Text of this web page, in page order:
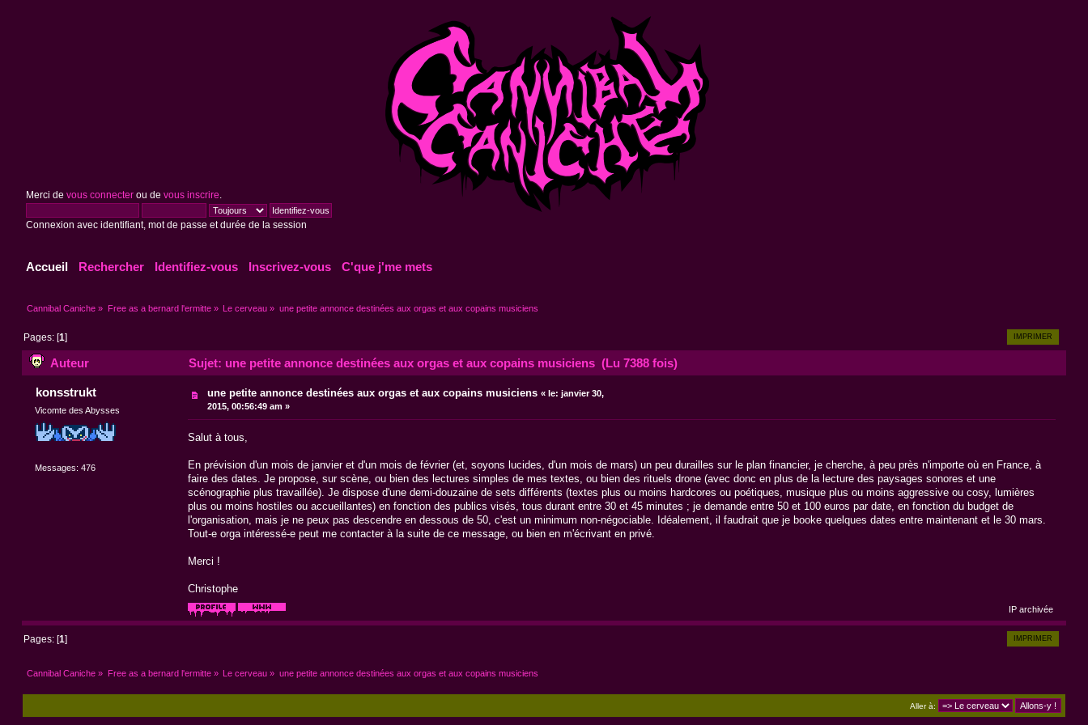
Merci de vous connecterou de vous inscrire
Connexion avec identifiant, mot de passe et durée de la session
Accueil Rechercher Identifiez-vous Inscrivez-vous C'que j'me mets
Cannibal Caniche » Free as a bernard l'ermitte» Le cerveau » une petite annonce destinées aux orgas et aux copains musiciens
IMPRIMER
Pages: [1]
Auteur Sujet: une petite annonce destinées aux orgas et aux copains musiciens (Lu 7388 fois)
konsstrukt
Vicomte des Abysses
Messages: 476
une petite annonce destinées aux orgas et aux copains musiciens « le: janvier 30,
2015, 00:56:49 am »
Salut à tous,
En prévision d'un mois de janvier et d'un mois de février (et, soyons lucides, d'un mois de mars) un peu durailles sur le plan financier, je cherche, à peu près n'importe où en France, à
faire des dates. Je propose, sur scène, ou bien des lectures simples de mes textes, ou bien des rituels drone (avec donc en plus de la lecture des paysages sonores et une
scénographie plus travaillée). Je dispose d'une demi-douzaine de sets différents (textes plus ou moins hardcores ou poétiques, musique plus ou moins aggressive ou cosy, lumières
plus ou moins hostiles ou accueillantes) en fonction des publics visés, tous durant entre 30 et 45 minutes ; je demande entre 50 et 100 euros par date, en fonction du budget de
l'organisation, mais je ne peux pas descendre en dessous de 50, c'est un minimum non-négociable. Idéalement, il faudrait que je booke quelques dates entre maintenant et le 30 mars.
Tout-e orga intéressé-e peut me contacter à la suite de ce message, ou bien en m'écrivant en privé.
Merci !
Christophe
IP archivée
IMPRIMER
Pages: [1]
Cannibal Caniche » Free as a bernard l'ermitte» Le cerveau » une petite annonce destinées aux orgas et aux copains musiciens
Aller à: